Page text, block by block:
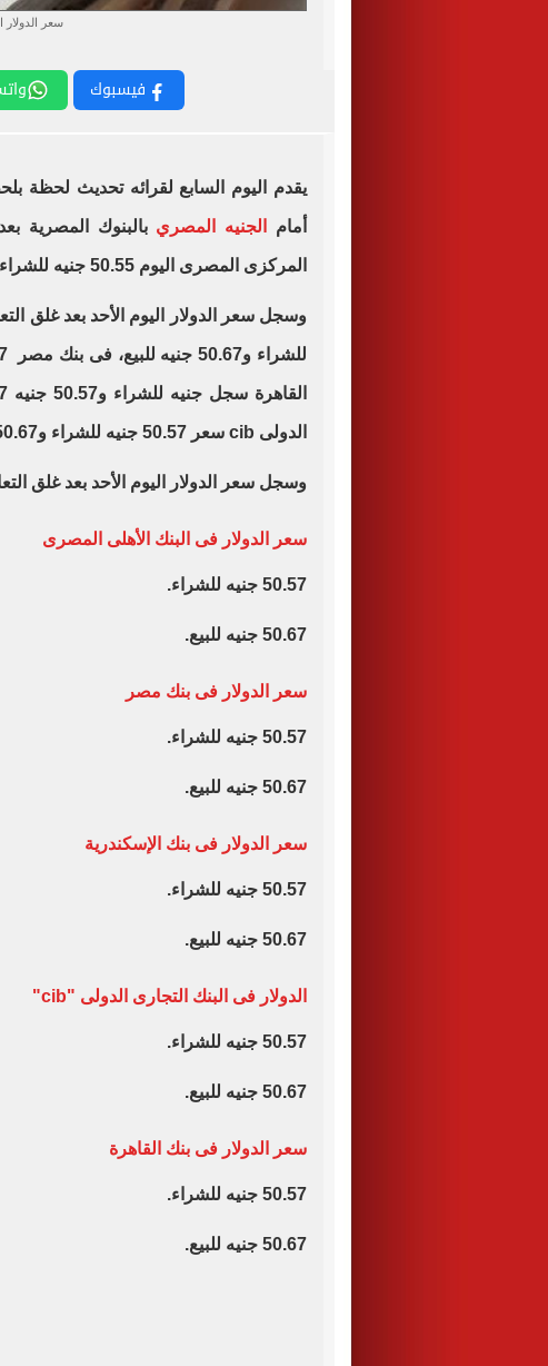
سعر الدولار
فيسبوك
يقدم اليوم السابع لقرائه تحديث لحظة
أمام الجنيه المصري بالبنوك المصرية
المركزى المصرى اليوم 50.55 جنيه للشراء و50.69 جنيه للبيع.
الدولى cib سعر 50.57 جنيه للشراء و50.67 جنيه للبيع.
وسجل سعر الدولار اليوم الأحد بعد غلق
سعر الدولار فى البنك الأهلى المصرى
50.57 جنيه للشراء.
50.67 جنيه للبيع.
سعر الدولار فى بنك مصر
50.57 جنيه للشراء.
50.67 جنيه للبيع.
سعر الدولار فى بنك الإسكندرية
50.57 جنيه للشراء.
50.67 جنيه للبيع.
الدولار فى البنك التجارى الدولى "cib"
50.57 جنيه للشراء.
50.67 جنيه للبيع.
سعر الدولار فى بنك القاهرة
50.57 جنيه للشراء.
50.67 جنيه للبيع.